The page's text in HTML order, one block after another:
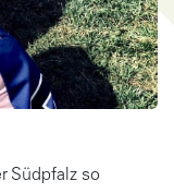
Südpfalz so